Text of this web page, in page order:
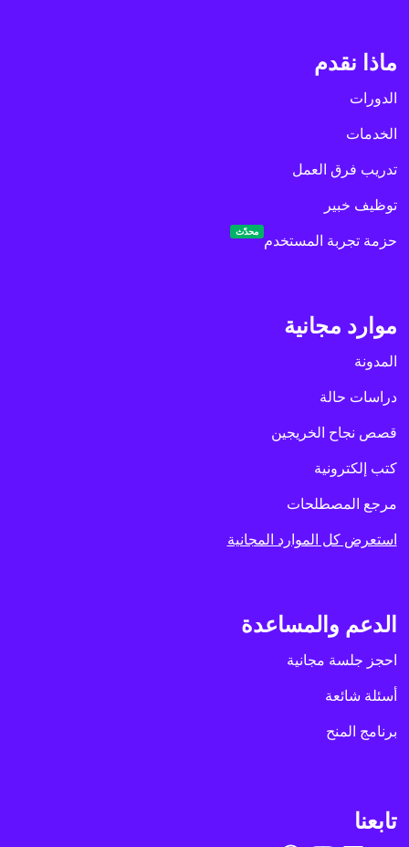
ماذا نقدم
الدورات
الخدمات
تدريب فرق العمل
توظيف خبير
حزمة تجربة المستخدم
محدّث
موارد مجانية
المدونة
دراسات حالة
قصص نجاح الخريجين
كتب إلكترونية
مرجع المصطلحات
استعرض كل الموارد المجانية
الدعم والمساعدة
احجز جلسة مجانية
أسئلة شائعة
برنامج المنح
تابعنا